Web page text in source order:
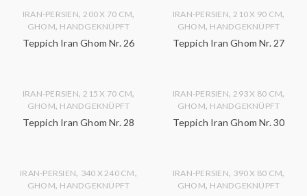
IRAN-PERSIEN, 200 X 70 CM,
GHOM, HANDGEKNÜPFT
Teppich Iran Ghom Nr. 26
IRAN-PERSIEN, 210 X 90 CM,
GHOM, HANDGEKNÜPFT
Teppich Iran Ghom Nr. 27
IRAN-PERSIEN, 215 X 70 CM,
GHOM, HANDGEKNÜPFT
Teppich Iran Ghom Nr. 28
IRAN-PERSIEN, 293 X 80 CM,
GHOM, HANDGEKNÜPFT
Teppich Iran Ghom Nr. 30
IRAN-PERSIEN, 340 X 240 CM,
GHOM, HANDGEKNÜPFT
IRAN-PERSIEN, 390 X 80 CM,
GHOM, HANDGEKNÜPFT